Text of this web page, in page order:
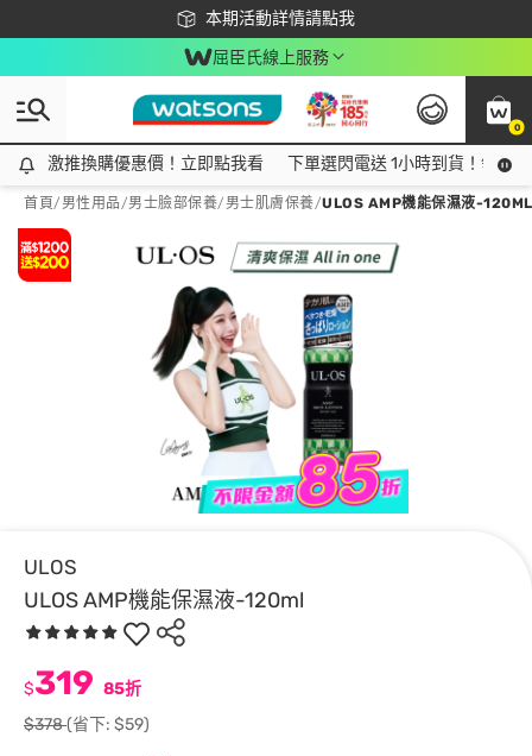
本期活動詳情請點我
下載app最高回饋$350
屈臣氏線上服務
0
激推換購優惠價！立即點我看
激推換購優惠價！立即點我看 下單選閃電送 1小時到貨！領神
首頁/ 男性用品/男士臉部保養/ 男士肌膚保養/ULOS AMP機能保濕液-120ML
ULOS
ULOS AMP機能保濕液-120ml
$319 85折
$378(省下: $59)